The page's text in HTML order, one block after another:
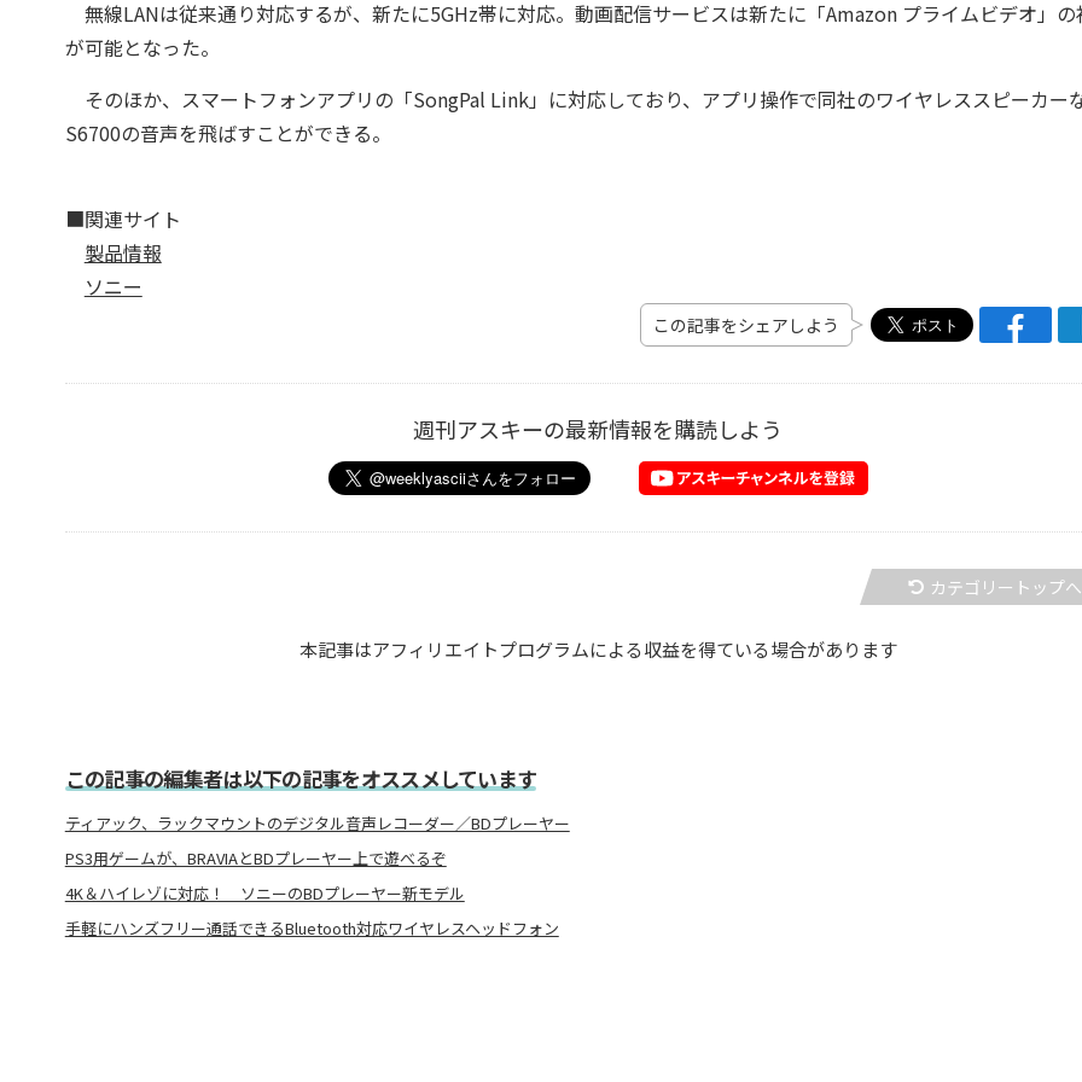
無線LANは従来通り対応するが、新たに5GHz帯に対応。動画配信サービスは新たに「Amazon プライムビデオ」の
が可能となった。
そのほか、スマートフォンアプリの「SongPal Link」に対応しており、アプリ操作で同社のワイヤレススピーカー
S6700の音声を飛ばすことができる。
■関連サイト
製品情報
ソニー
この記事をシェアしよう
週刊アスキーの最新情報を購読しよう
カテゴリートップへ
本記事はアフィリエイトプログラムによる収益を得ている場合があります
この記事の編集者は以下の記事をオススメしています
ティアック、ラックマウントのデジタル音声レコーダー／BDプレーヤー
PS3用ゲームが、BRAVIAとBDプレーヤー上で遊べるぞ
4K＆ハイレゾに対応！ ソニーのBDプレーヤー新モデル
手軽にハンズフリー通話できるBluetooth対応ワイヤレスヘッドフォン